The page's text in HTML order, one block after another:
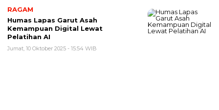
RAGAM
Humas Lapas Garut Asah
Kemampuan Digital Lewat
Pelatihan AI
Jumat, 10 Oktober 2025 - 15:54 WIB